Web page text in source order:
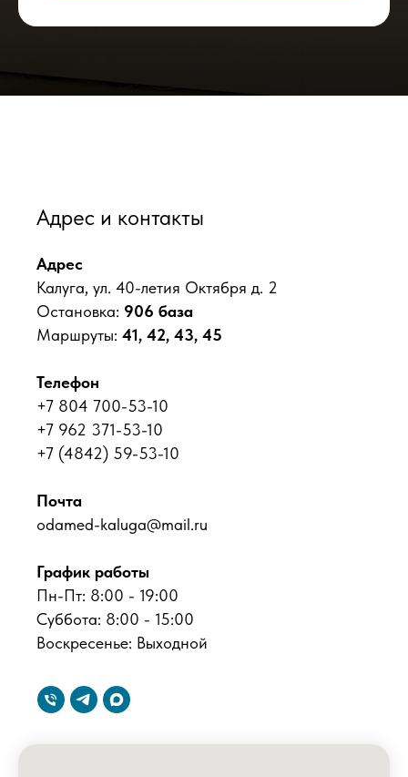
Адрес и контакты
Адрес
Калуга, ул. 40-летия Октября д. 2
Остановка: 906 база
Маршруты: 41, 42, 43, 45
Телефон
+7 804 700-53-10
+7 962 371-53-10
+7 (4842) 59-53-10
Почта
odamed-kaluga@mail.ru
График работы
Пн-Пт: 8:00 - 19:00
Суббота: 8:00 - 15:00
Воскресенье: Выходной